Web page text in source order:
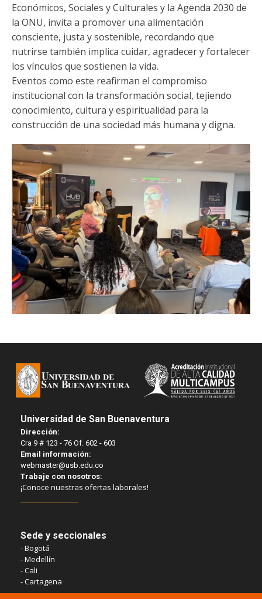
Económicos, Sociales y Culturales y la Agenda 2030 de
la ONU, invita a promover una alimentación
consciente, justa y sostenible, recordando que
nutrirse también implica cuidar, agradecer y fortalecer
los vínculos que sostienen la vida.
Eventos como este reafirman el compromiso
institucional con la transformación social, tejiendo
conocimiento, cultura y espiritualidad para la
construcción de una sociedad más humana y digna.
Universidad de San Buenaventura
Dirección:
Cra 9 # 123 - 76 Of. 602 - 603
Email información:
webmaster@usb.edu.co
Trabaje con nosotros:
¡Conoce nuestras ofertas laborales!
Sede y seccionales
- Bogotá
- Medellín
- Cali
- Cartagena